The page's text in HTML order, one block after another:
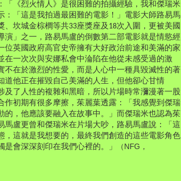
《烈火情人》是很困難的拍攝經驗，我和傑瑞米
：「這是我拍過最困難的電影！」電影大師路易馬
坎城金棕櫚等共33座獎座及18次入圍，更被美國
演」之一，路易馬盧的倒數第二部電影就是情慾經
英國政府高官史帝擁有大好政治前途和美滿的家
在一次次與安娜私會中淪陷在他從未感受過的激
不在於激烈的性愛，而是人心中一種具毀滅性的著
道他正在摧毀自己美滿的人生，但他卻心甘情
及了人性的複雜和黑暗，所以片場時常瀰漫著一股
作初期有很多摩擦，茱麗葉透露：「我感覺到傑瑞
，他應該要融入在故事中。」而傑瑞米也認為茱
馬盧更曾和傑瑞米在片場大吵，路易馬盧說：「這
，這就是我想要的，最終我們創造的這些電影角色
會深深刻印在我們心裡的。」